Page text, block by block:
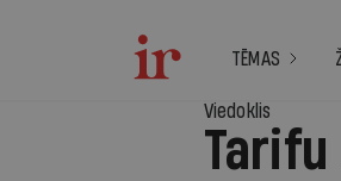
TĒMAS
Viedoklis
Tarifu